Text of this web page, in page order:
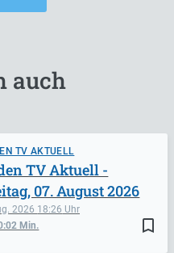
auch
TV AKTUELL
bookmark_border
2026 18:26
Min.
TV Aktuell -
07. August 2026